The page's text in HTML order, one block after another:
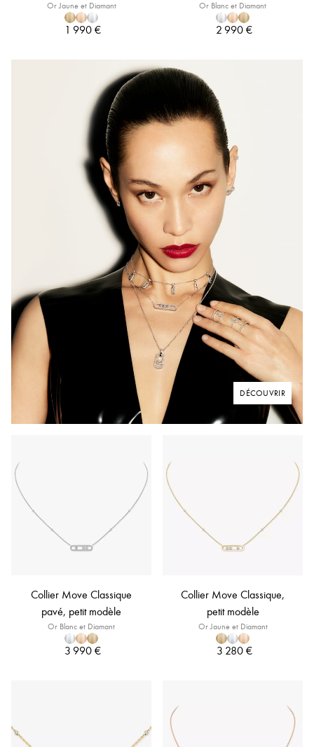
Or Jaune et Diamant
1 990 €
Or Blanc et Diamant
2 990 €
DÉCOUVRIR
Collier Move Classique
pavé, petit modèle
Or Blanc et Diamant
3 990 €
Collier Move Classique,
petit modèle
Or Jaune et Diamant
3 280 €